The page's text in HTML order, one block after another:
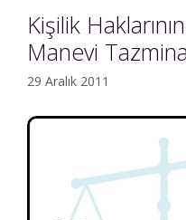
Kişilik
Manevi
29 Aralık 2011